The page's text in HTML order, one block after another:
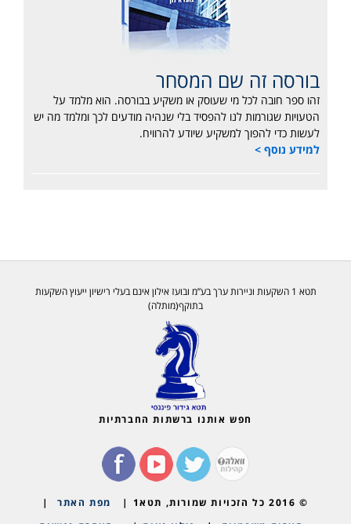
בורסה זה שם המסחר
זהו ספר חובה לכל מי שעוסק או משקיע בבורסה. הוא מלמד על
הטעויות שגורמות לנו להפסיד בלי שנהיה מודעים לכך ומלמד מה יש
לעשות כדי להפוך למשקיע שיודע להרוויח.
למידע נוסף >
תטא 1 השקעות וניירות ערך בע”מ ובועז אילון אינם בעלי רישיון ייעוץ השקעות
בתוקף(מותלה)
חפש אותנו ברשתות החברתיות
© 2016 כל הזכויות שמורות, תטא1 | מפת האתר
|